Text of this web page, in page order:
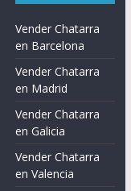
Vender Chatarra
en Barcelona
Vender Chatarra
en Madrid
Vender Chatarra
en Galicia
Vender Chatarra
en Valencia